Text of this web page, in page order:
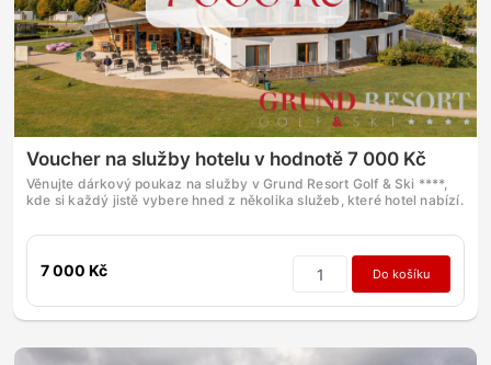
Voucher na služby hotelu v hodnotě 7 000 Kč
Věnujte dárkový poukaz na služby v Grund Resort Golf & Ski ****,
kde si každý jistě vybere hned z několika služeb, které hotel nabízí.
7 000 Kč Do košíku